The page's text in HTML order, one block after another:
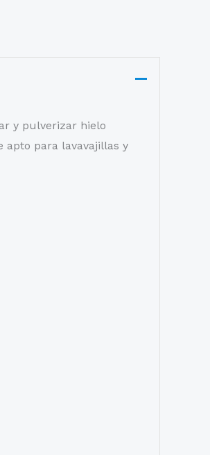
y pulverizar hielo
apto para lavavajillas y